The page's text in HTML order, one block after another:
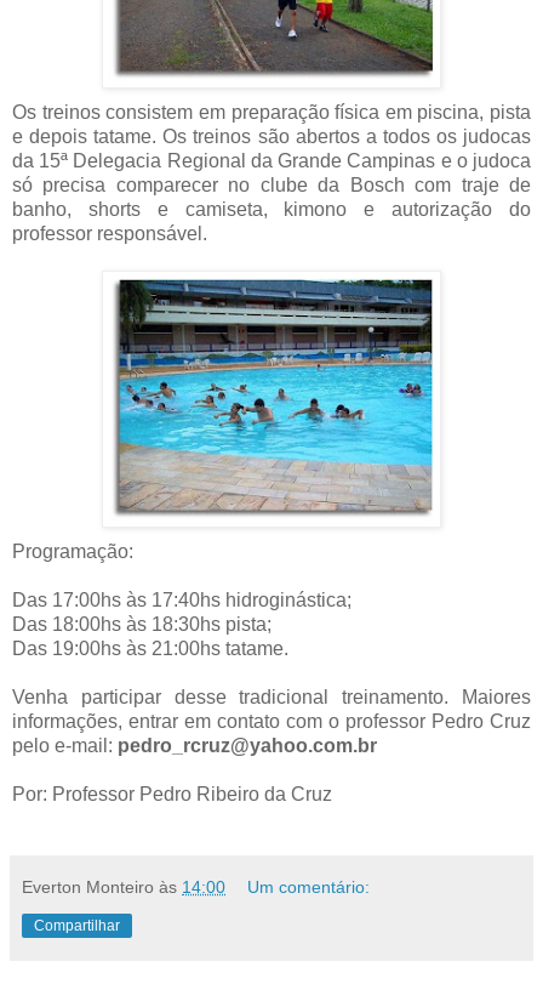
Os treinos consistem em preparação física em piscina, pista
e depois tatame. Os treinos são abertos a todos os judocas
da 15ª Delegacia Regional da Grande Campinas e o judoca
só precisa comparecer no clube da Bosch com traje de
banho, shorts e camiseta, kimono e autorização do
professor responsável.
Programação:
Das 17:00hs às 17:40hs hidroginástica;
Das 18:00hs às 18:30hs pista;
Das 19:00hs às 21:00hs tatame.
Venha participar desse tradicional treinamento. Maiores
informações, entrar em contato com o professor Pedro Cruz
pelo e-mail: pedro_rcruz@yahoo.com.br
Por: Professor Pedro Ribeiro da Cruz
Everton Monteiro às 14:00 Um comentário:
Compartilhar